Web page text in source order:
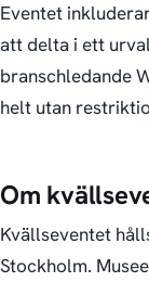
Eventet
att delta i ett
branschledande
helt utan
Om
Kvällseventet
Stockholm.